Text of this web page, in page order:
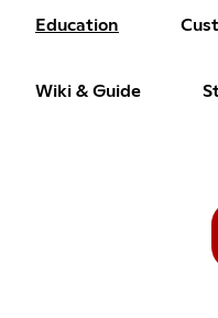
Education
Wiki & Guide